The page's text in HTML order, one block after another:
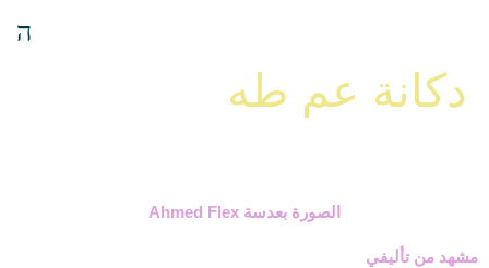
دكانة عم طه
الصورة بعدسة
مشهد من تأليفي